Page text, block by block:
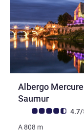
Albergo
Saumur
Giudizio clienti 4.7/
A808 m